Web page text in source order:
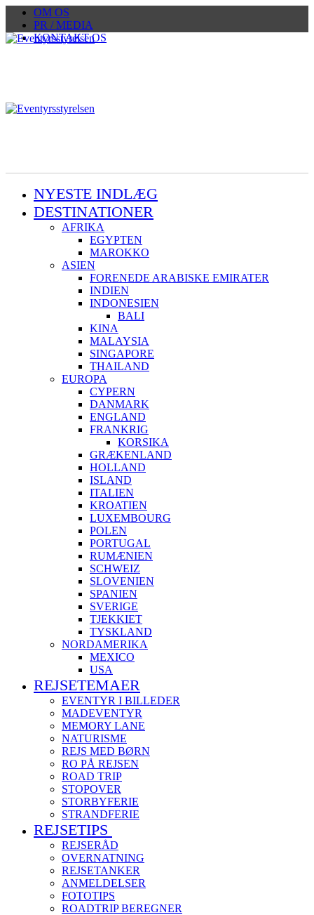
OM OS
PR / MEDIA
KONTAKT OS
NYESTE INDLÆG
DESTINATIONER
AFRIKA
EGYPTEN
MAROKKO
ASIEN
FORENEDE ARABISKE EMIRATER
INDIEN
INDONESIEN
BALI
KINA
MALAYSIA
SINGAPORE
THAILAND
EUROPA
CYPERN
DANMARK
ENGLAND
FRANKRIG
KORSIKA
GRÆKENLAND
HOLLAND
ISLAND
ITALIEN
KROATIEN
LUXEMBOURG
POLEN
PORTUGAL
RUMÆNIEN
SCHWEIZ
SLOVENIEN
SPANIEN
SVERIGE
TJEKKIET
TYSKLAND
NORDAMERIKA
MEXICO
USA
REJSETEMAER
EVENTYR I BILLEDER
MADEVENTYR
MEMORY LANE
NATURISME
REJS MED BØRN
RO PÅ REJSEN
ROAD TRIP
STOPOVER
STORBYFERIE
STRANDFERIE
REJSETIPS
REJSERÅD
OVERNATNING
REJSETANKER
ANMELDELSER
FOTOTIPS
ROADTRIP BEREGNER